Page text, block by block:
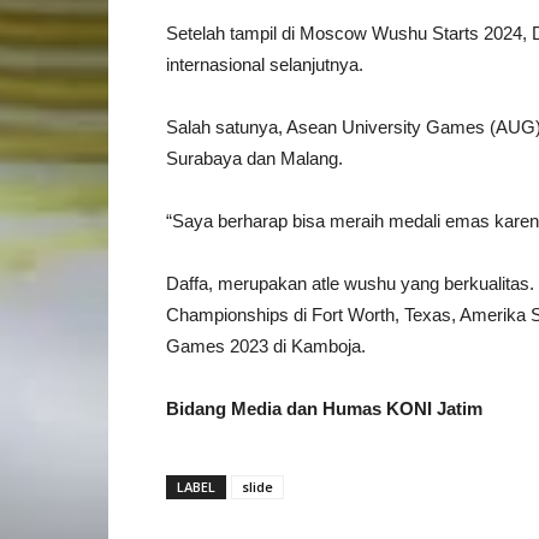
Setelah tampil di Moscow Wushu Starts
internasional selanjutnya.
Salah satunya, Asean University Games
Surabaya dan Malang.
“Saya berharap bisa meraih medali emas
Daffa, merupakan atle wushu yang
Championships di Fort Worth, Texas, Amerika
Games 2023 di Kamboja.
Bidang Media dan Humas KONI Jatim
LABEL slide